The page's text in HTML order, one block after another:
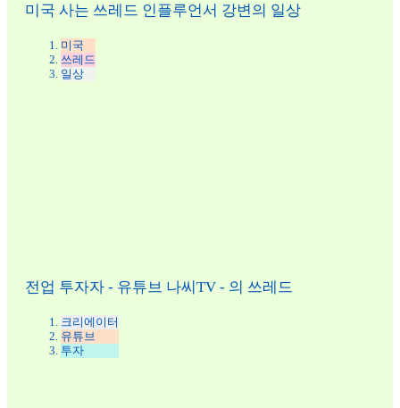
미국 사는 쓰레드 인플루언서 강변의 일상
미국
쓰레드
일상
전업 투자자 - 유튜브 나씨TV - 의 쓰레드
크리에이터
유튜브
투자